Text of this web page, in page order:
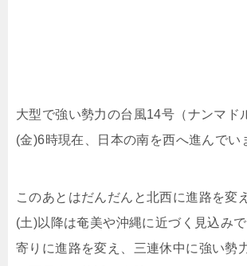
大型で強い勢力の台風14号（ナンマド
(金)6時現在、日本の南を西へ進んでい
このあとはだんだんと北西に進路を変
(土)以降は奄美や沖縄に近づく見込み
寄りに進路を変え、三連休中に強い勢